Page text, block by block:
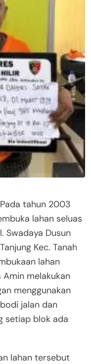
tahun 2003
lahan seluas
Swadaya Dusun
Kec. Tanah
lahan
melakukan
menggunakan
jalan dan
setiap blok ada
lahan tersebut